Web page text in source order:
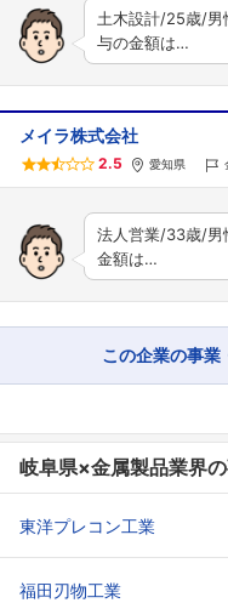
土木設計/25歳/男
与の金額は…
メイラ株式会社
2.5 愛知県
法人営業/33歳/男
金額は…
この企業の事業
岐阜県×金属製品業界
東洋プレコン工業
福田刃物工業